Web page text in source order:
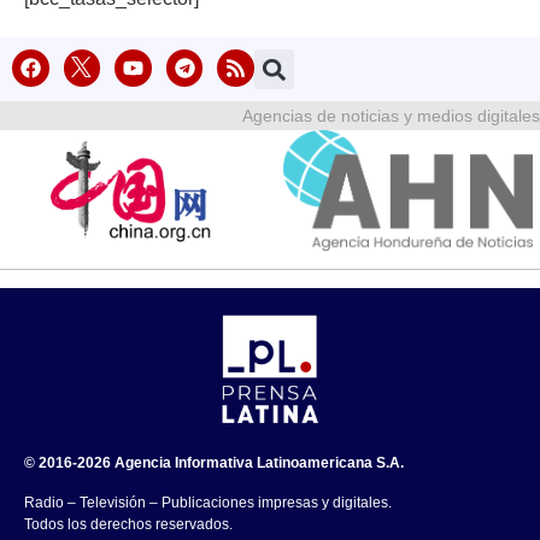
Agencias de noticias y medios digitales
© 2016-2026 Agencia Informativa Latinoamericana S.A.
Radio – Televisión – Publicaciones impresas y digitales.
Todos los derechos reservados.